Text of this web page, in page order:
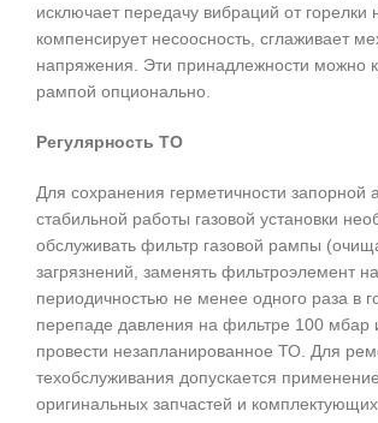
исключает передачу вибраций от горелки
компенсирует несоосность, сглаживает
напряжения. Эти принадлежности можно
рампой опционально.
Регулярность ТО
Для сохранения герметичности запорной
стабильной работы газовой установки
обслуживать фильтр газовой рампы
загрязнений, заменять фильтроэлемент
периодичностью не менее одного раза в
перепаде давления на фильтре 100 мбар
провести незапланированное ТО. Для
техобслуживания допускается
оригинальных запчастей и комплектующих.